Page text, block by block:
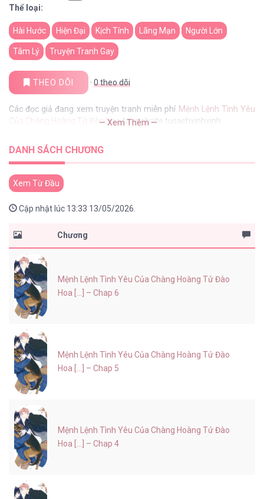
Thể loại:
Hài Hước Hiện Đại Kịch Tính Lãng Mạn Người Lớn
Tâm Lý Truyện Tranh Gay
THEO DÕI · 0theo dõi
Các đọc giả đang xem truyện tranh miễn phí Mệnh Lệnh Tình Yêu
Của Chàng Hoàng Tử Đào Hoatại website tusachxinhxinh
— Xem Thêm —
DANH SÁCH CHƯƠNG
Xem Từ Đầu
Cập nhật lúc 13:33 13/05/2026.
Chương
Mệnh Lệnh Tình Yêu Của Chàng Hoàng Tử Đào
Hoa [...] – Chap 6
Mệnh Lệnh Tình Yêu Của Chàng Hoàng Tử Đào
Hoa [...] – Chap 5
Mệnh Lệnh Tình Yêu Của Chàng Hoàng Tử Đào
Hoa [...] – Chap 4